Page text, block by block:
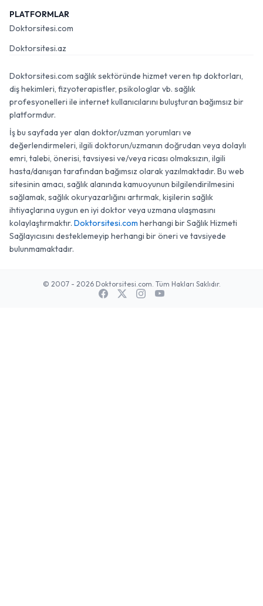
PLATFORMLAR
Doktorsitesi.com
Doktorsitesi.az
Doktorsitesi.com sağlık sektöründe hizmet veren tıp doktorları,
diş hekimleri, fizyoterapistler, psikologlar vb. sağlık
profesyonelleri ile internet kullanıcılarını buluşturan bağımsız bir
platformdur.
İş bu sayfada yer alan doktor/uzman yorumları ve
değerlendirmeleri, ilgili doktorun/uzmanın doğrudan veya dolaylı
emri, talebi, önerisi, tavsiyesi ve/veya ricası olmaksızın, ilgili
hasta/danışan tarafından bağımsız olarak yazılmaktadır. Bu web
sitesinin amacı, sağlık alanında kamuoyunun bilgilendirilmesini
sağlamak, sağlık okuryazarlığını artırmak, kişilerin sağlık
ihtiyaçlarına uygun en iyi doktor veya uzmana ulaşmasını
kolaylaştırmaktır. Doktorsitesi.com herhangi bir Sağlık Hizmeti
Sağlayıcısını desteklemeyip herhangi bir öneri ve tavsiyede
bulunmamaktadır.
© 2007 - 2026 Doktorsitesi.com. Tüm Hakları Saklıdır.